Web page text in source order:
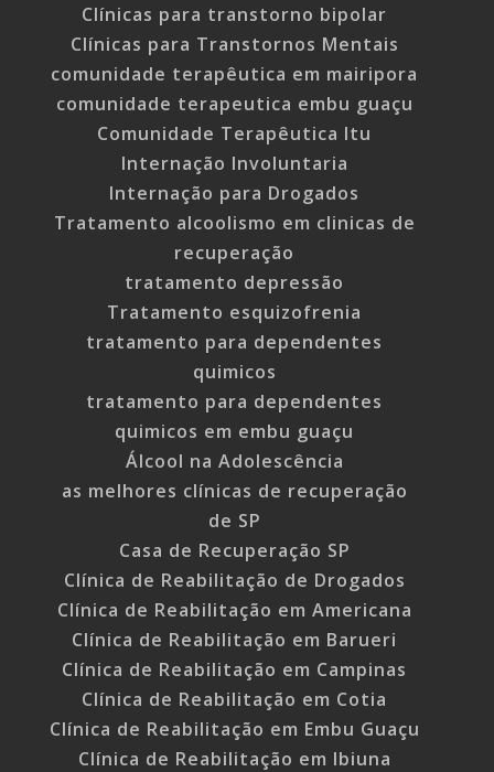
Clínicas para transtorno bipolar
Clínicas para Transtornos Mentais
comunidade terapêutica em mairipora
comunidade terapeutica embu guaçu
Comunidade Terapêutica Itu
Internação Involuntaria
Internação para Drogados
Tratamento alcoolismo em clinicas de
recuperação
tratamento depressão
Tratamento esquizofrenia
tratamento para dependentes
quimicos
tratamento para dependentes
quimicos em embu guaçu
Álcool na Adolescência
as melhores clínicas de recuperação
de SP
Casa de Recuperação SP
Clínica de Reabilitação de Drogados
Clínica de Reabilitação em Americana
Clínica de Reabilitação em Barueri
Clínica de Reabilitação em Campinas
Clínica de Reabilitação em Cotia
Clínica de Reabilitação em Embu Guaçu
Clínica de Reabilitação em Ibiuna